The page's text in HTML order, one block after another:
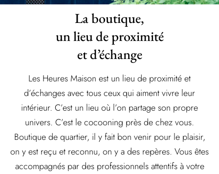
La boutique,
un lieu de proximité
et d’échange
Les Heures Maison est un lieu de proximité et
d’échanges avec tous ceux qui aiment vivre leur
intérieur. C’est un lieu où l’on partage son propre
univers. C’est le cocooning près de chez vous.
Boutique de quartier, il y fait bon venir pour le plaisir,
on y est reçu et reconnu, on y a des repères. Vous êtes
accompagnés par des professionnels attentifs à votre